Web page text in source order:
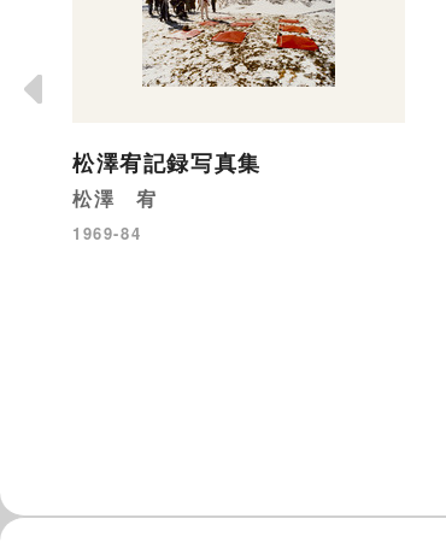
松澤宥記録写真集
松澤 宥
1969-84